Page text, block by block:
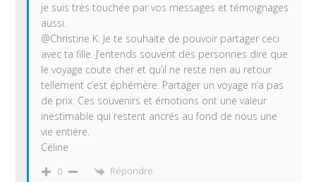
je suis très touchée par vos messages et témoignages
aussi.
@Christine K. Je te souhaite de pouvoir partager ceci
avec ta fille. J’entends souvent des personnes dire que
le voyage coute cher et qu’il ne reste rien au retour
tellement c’est éphémère. Partager un voyage n’a pas
de prix. Ces souvenirs et émotions ont une valeur
inestimable qui restent ancrés au fond de nous une
vie entière.
Céline
0 Répondre